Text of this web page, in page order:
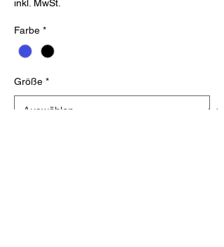
inkl. MwSt.
Farbe *
Größe *